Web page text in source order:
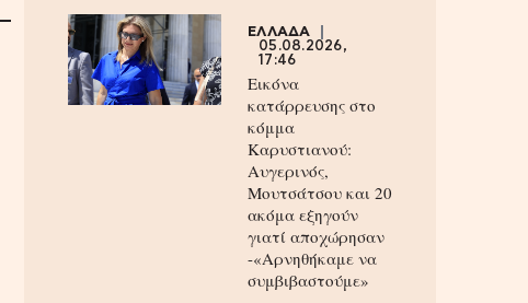
ΕΛΛΑΔΑ
05.08.2026,
17:46
Εικόνα
κατάρρευσης στο
κόμμα
Καρυστιανού:
Αυγερινός,
Μουτσάτσου και 20
ακόμα εξηγούν
γιατί αποχώρησαν
-«Αρνηθήκαμε να
συμβιβαστούμε»